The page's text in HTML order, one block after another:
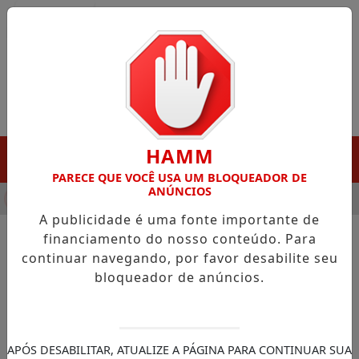
EM PORTO GRANDE COM ATUAÇÃO VOLTADA
NOTÍCIAS/OIAPOQUE
Prefeito Inácio busca apoio
turismo em Oiapoque
HAMM
PARECE QUE VOCÊ USA UM BLOQUEADOR DE
ANÚNCIOS
A publicidade é uma fonte importante de
financiamento do nosso conteúdo. Para
continuar navegando, por favor desabilite seu
bloqueador de anúncios.
APÓS DESABILITAR, ATUALIZE A PÁGINA PARA CONTINUAR SUA